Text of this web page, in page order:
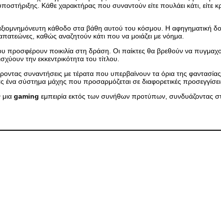
Κάθε χαρακτήρας που συναντούν είτε πουλάει κάτι, είτε
κάθοδο στα βάθη αυτού του κόσμου. Η αφηγηματική
καθώς αναζητούν κάτι που να μοιάζει με νόημα.
προσφέρουν ποικιλία στη δράση. Οι παίκτες θα βρεθούν να
την εκκεντρικότητα του τίτλου.
συναντήσεις με τέρατα που υπερβαίνουν τα όρια της
σύστημα μάχης που προσαρμόζεται σε διαφορετικές
gaming εμπειρία εκτός των συνήθων προτύπων, συνδυάζοντας